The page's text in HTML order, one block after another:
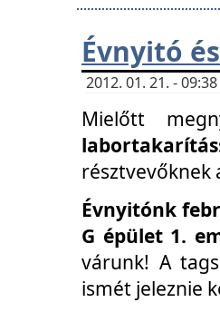
Évnyitó
2012. 01. 21. -
Mielőtt
labortakarítás
résztvevőknek
Évnyitónk
G épület 1.
várunk! A
ismét jeleznie